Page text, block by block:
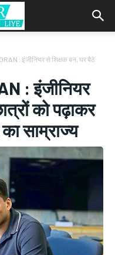
: इंजीनियर से शिक्षक बन, घर बैठे
: इंजीनियर
को पढ़ाकर
साम्राज्य